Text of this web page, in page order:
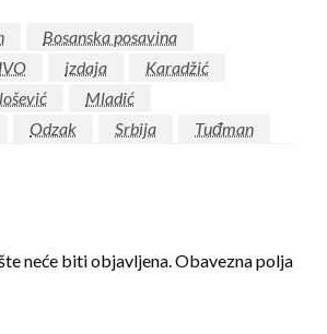
Bosanska posavina
izdaja
Karadžić
Mladić
Odzak Srbija Tuđman
neće biti objavljena.Obavezna polja